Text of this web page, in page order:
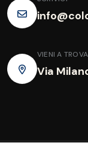
VIENI A
Via